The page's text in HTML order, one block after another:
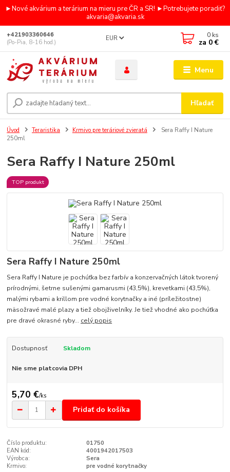
►Nové akvárium a terárium na mieru pre ČR a SR! ►Potrebujete poradiť?
akvaria@akvaria.sk
Menu
EUR
Hľadať
+421903360646
(Po-Pia, 8-16 hod.)
0 ks
za 0 €
Úvod Teraristika Krmivo pre teráriové zvieratá
Sera Raffy I Nature
250ml
Sera Raffy I Nature 250ml
TOP produkt
Sera Raffy I Nature 250ml
Sera Raffy I Nature je pochúťka bez farbív a konzervačných látok tvorený
prírodnými, šetrne sušenými gamarusmi (43,5%), krevetkami (43,5%),
malými rybami a krillom pre vodné korytnačky a iné (príležitostne)
mäsožravé malé plazy a tiež obojživelníky. Je tiež vhodné ako pochúťka
pre dravé okrasné ryby... celý popis
Dostupnosť Skladom
Nie sme platcovia DPH
5,70 €/ks
Pridať do košíka
Číslo produktu:
01750
EAN kód:
4001942017503
Výrobca:
Sera
Krmivo:
pre vodné korytnačky